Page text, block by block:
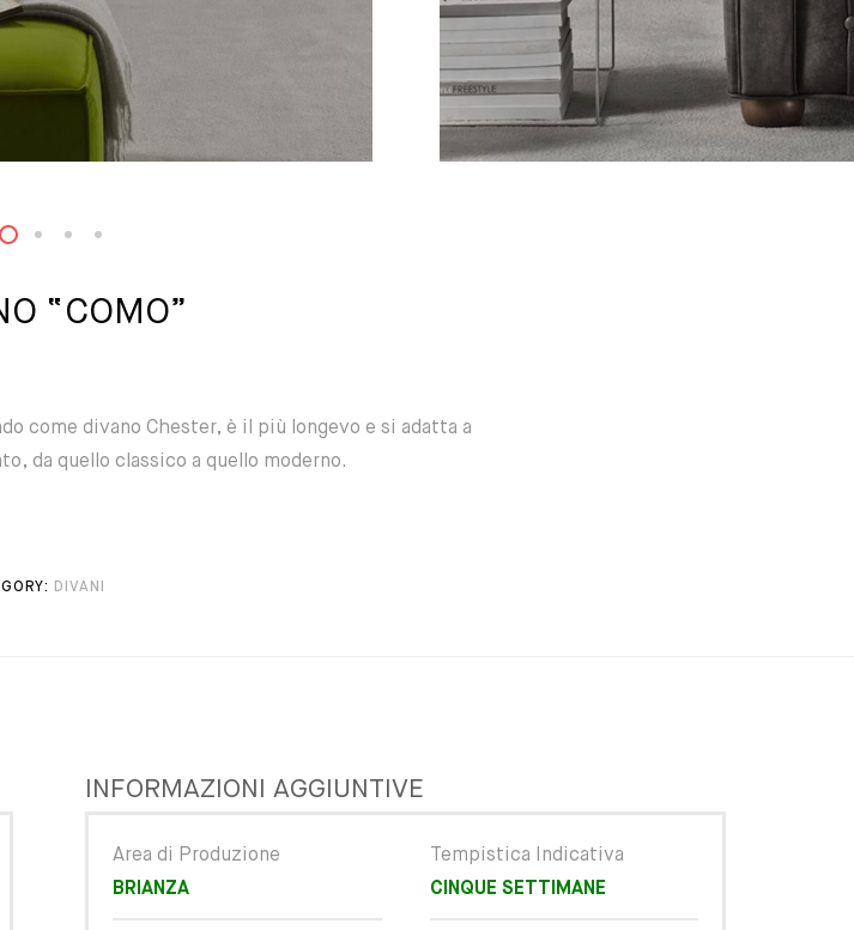
“COMO”
come divano Chester, è il più longevo e si adatta a
da quello classico a quello moderno.
DIVANI
INFORMAZIONI AGGIUNTIVE
Area di Produzione
BRIANZA
Tempistica Indicativa
CINQUE SETTIMANE